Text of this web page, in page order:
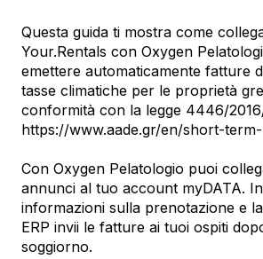
Questa guida ti mostra come
Your.Rentals con Oxygen
emettere automaticamente fatture
tasse climatiche per le proprietà
conformità con la legge 4446/
https://www.aade.gr/en/short-
Con Oxygen Pelatologio puoi
annunci al tuo account myDATA.
informazioni sulla prenotazione e
ERP invii le fatture ai tuoi ospiti
soggiorno.